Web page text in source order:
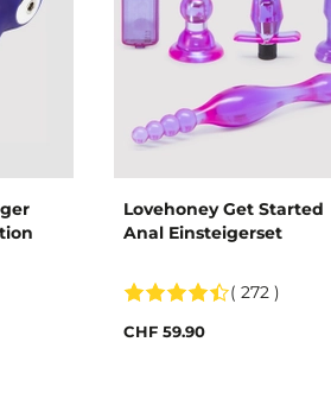
Lovehoney Get Started
Anal Einsteigerset
( 272 )
CHF 59.90